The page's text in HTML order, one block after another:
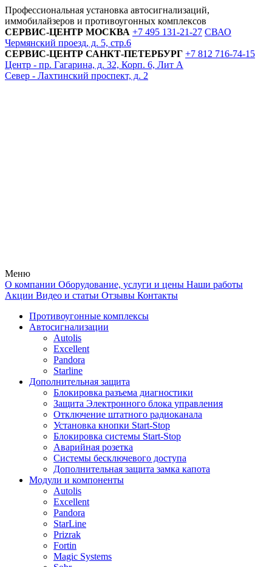
Профессиональная установка автосигнализаций,
иммобилайзеров и противоугонных комплексов
СЕРВИС-ЦЕНТР МОСКВА +7 495 131-21-27 СВАО
Чермянский проезд, д. 5, стр.6
СЕРВИС-ЦЕНТР САНКТ-ПЕТЕРБУРГ +7 812 716-74-15
Центр - пр. Гагарина, д. 32, Корп. 6, Лит А
Север - Лахтинский проспект, д. 2
Меню
О компании Оборудование, услуги и цены Наши работы
Акции Видео и статьи Отзывы Контакты
Противоугонные комплексы
Автосигнализации
Autolis
Excellent
Pandora
Starline
Дополнительная защита
Блокировка разъема диагностики
Защита Электронного блока управления
Отключение штатного радиоканала
Установка кнопки Start-Stop
Блокировка системы Start-Stop
Аварийная розетка
Системы бесключевого доступа
Дополнительная защита замка капота
Модули и компоненты
Autolis
Excellent
Pandora
StarLine
Prizrak
Fortin
Magic Systems